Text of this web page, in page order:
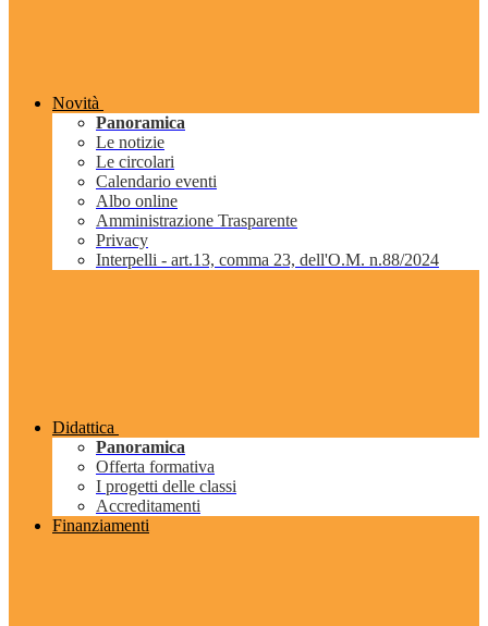
Novità
Panoramica
Le notizie
Le circolari
Calendario eventi
Albo online
Amministrazione Trasparente
Privacy
Interpelli - art.13, comma 23, dell'O.M. n.88/2024
Didattica
Panoramica
Offerta formativa
I progetti delle classi
Accreditamenti
Finanziamenti